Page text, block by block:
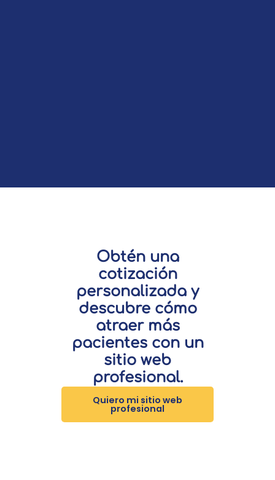
Obtén una
cotización
personalizada y
descubre cómo
atraer más
pacientes con un
sitio web
profesional.
Quiero mi sitio web
profesional